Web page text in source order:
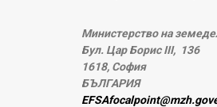
Министерство на
Бул. Цар БорисIII, 136
1618, София
БЪЛГАРИЯ